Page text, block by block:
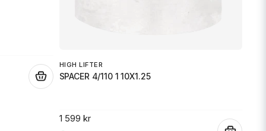
HIGH LIFTER
SPACER 4/110 1 10X1.25
1 599 kr